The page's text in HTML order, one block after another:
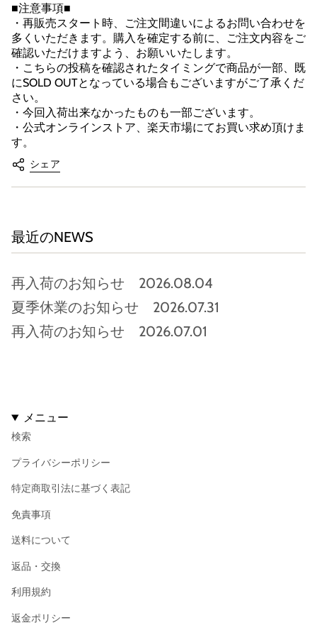
■注意事項■
・再販売スタート時、ご注文間違いによるお問い合わせを
多くいただきます。購入を確定する前に、ご注文内容をご
確認いただけますよう、お願いいたします。
・こちらの投稿を確認されたタイミングで商品が一部、既
にSOLD OUTとなっている場合もございますがご了承くだ
さい。
・今回入荷出来なかったものも一部ございます。
・公式オンラインストア、楽天市場にてお買い求め頂けま
す。
シェア
最近のNEWS
再入荷のお知らせ 2026.08.04
夏季休業のお知らせ 2026.07.31
再入荷のお知らせ 2026.07.01
メニュー
検索
プライバシーポリシー
特定商取引法に基づく表記
免責事項
送料について
返品・交換
利用規約
返金ポリシー